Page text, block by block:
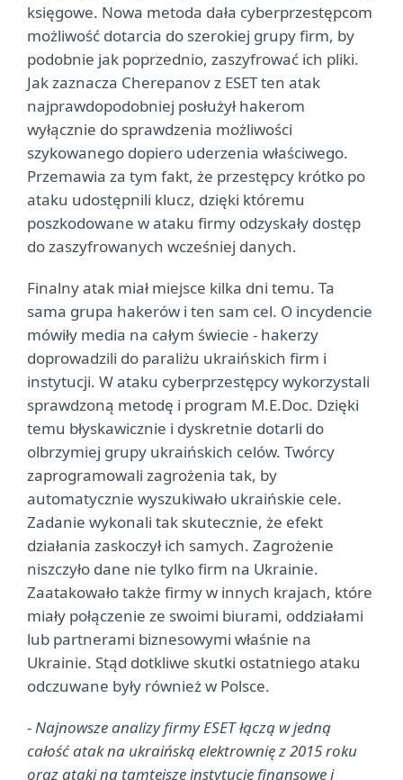
księgowe. Nowa metoda dała cyberprzestępcom
możliwość dotarcia do szerokiej grupy firm, by
podobnie jak poprzednio, zaszyfrować ich pliki.
Jak zaznacza Cherepanov z ESET ten atak
najprawdopodobniej posłużył hakerom
wyłącznie do sprawdzenia możliwości
szykowanego dopiero uderzenia właściwego.
Przemawia za tym fakt, że przestępcy krótko po
ataku udostępnili klucz, dzięki któremu
poszkodowane w ataku firmy odzyskały dostęp
do zaszyfrowanych wcześniej danych.
Finalny atak miał miejsce kilka dni temu. Ta
sama grupa hakerów i ten sam cel. O incydencie
mówiły media na całym świecie - hakerzy
doprowadzili do paraliżu ukraińskich firm i
instytucji. W ataku cyberprzestępcy wykorzystali
sprawdzoną metodę i program M.E.Doc. Dzięki
temu błyskawicznie i dyskretnie dotarli do
olbrzymiej grupy ukraińskich celów. Twórcy
zaprogramowali zagrożenia tak, by
automatycznie wyszukiwało ukraińskie cele.
Zadanie wykonali tak skutecznie, że efekt
działania zaskoczył ich samych. Zagrożenie
niszczyło dane nie tylko firm na Ukrainie.
Zaatakowało także firmy w innych krajach, które
miały połączenie ze swoimi biurami, oddziałami
lub partnerami biznesowymi właśnie na
Ukrainie. Stąd dotkliwe skutki ostatniego ataku
odczuwane były również w Polsce.
-Najnowsze analizy firmy ESET łączą w jedną
całość atak na ukraińską elektrownię z 2015 roku
oraz ataki na tamtejsze instytucje finansowe i